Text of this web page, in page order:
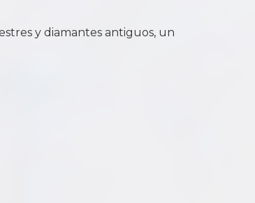
y diamantes antiguos, un